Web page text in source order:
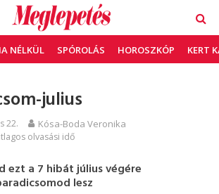
NÉLKÜL SPÓROLÁS HOROSZKÓP KERT
julius
22. Kósa-Boda Veronika
olvasási idő
ezt a 7 hibát július végére
lesz